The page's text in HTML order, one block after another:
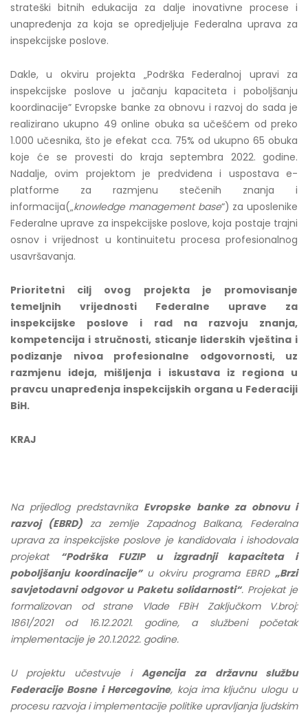
strateški bitnih edukacija za dalje inovativne procese i
unapređenja za koja se opredjeljuje Federalna uprava za
inspekcijske poslove.
Dakle, u okviru projekta „Podrška Federalnoj upravi za
inspekcijske poslove u jačanju kapaciteta i poboljšanju
koordinacije” Evropske banke za obnovu i razvoj do sada je
realizirano ukupno 49 online obuka sa učešćem od preko
1.000 učesnika, što je efekat cca. 75% od ukupno 65 obuka
koje će se provesti do kraja septembra 2022. godine.
Nadalje, ovim projektom je predviđena i uspostava e-
platforme za razmjenu stečenih znanja i
informacija(„knowledge management base“) za uposlenike
Federalne uprave za inspekcijske poslove, koja postaje trajni
osnov i vrijednost u kontinuitetu procesa profesionalnog
usavršavanja.
Prioritetni cilj ovog projekta je promovisanje
temeljnih vrijednosti Federalne uprave za
inspekcijske poslove i rad na razvoju znanja,
kompetencija i stručnosti, sticanje liderskih vještina i
podizanje nivoa profesionalne odgovornosti, uz
razmjenu ideja, mišljenja i iskustava iz regiona u
pravcu unapređenja inspekcijskih organa u Federaciji
BiH.
KRAJ
Na prijedlog predstavnika Evropske banke za obnovu i
razvoj (EBRD) za zemlje Zapadnog Balkana, Federalna
uprava za inspekcijske poslove je kandidovala i ishodovala
projekat
“Podrška FUZIP u izgradnji kapaciteta i
poboljšanju koordinacije” u okviru programa EBRD „Brzi
savjetodavni odgovor u Paketu solidarnosti“. Projekat je
formalizovan od strane Vlade FBiH Zaključkom V.broj:
1861/2021 od 16.12.2021. godine, a službeni početak
implementacije je 20.1.2022. godine.
U projektu učestvuje i Agencija za državnu službu
Federacije Bosne i Hercegovine, koja ima ključnu ulogu u
procesu razvoja i implementacije politike upravljanja ljudskim